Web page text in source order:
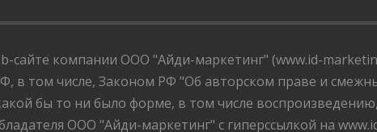
компании ООО "Айди-маркетинг" (www.id-
в том числе, Законом РФ "Об авторском праве и
бы то ни было форме, в том числе
ООО "Айди-маркетинг" с гиперссылкой на